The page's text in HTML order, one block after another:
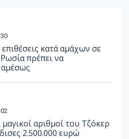
κατά αμάχων σε
πρέπει να
μαγικοί αριθμοί του Τζόκερ
2.500.000 ευρώ